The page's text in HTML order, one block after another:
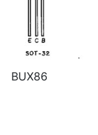
BUX86